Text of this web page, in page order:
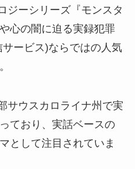
ジーシリーズ『モンスタ
心の闇に迫る実録犯罪
ービス)ならではの人気
サウスカロライナ州で実
ており、実話ベースの
として注目されていま